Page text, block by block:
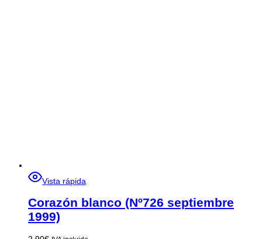
Vista rápida
Corazón blanco (Nº726 septiembre
1999)